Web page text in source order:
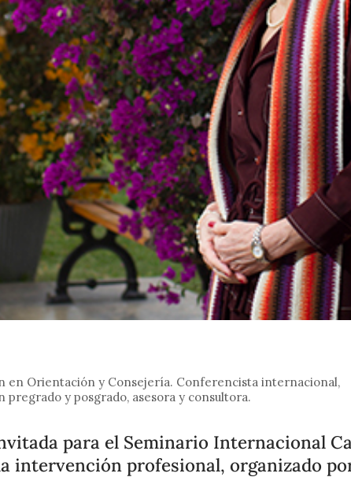
en Orientación y Consejería. Conferencista internacional,
y posgrado, asesora y consultora.
para el Seminario Internacional
intervención profesional, organizado